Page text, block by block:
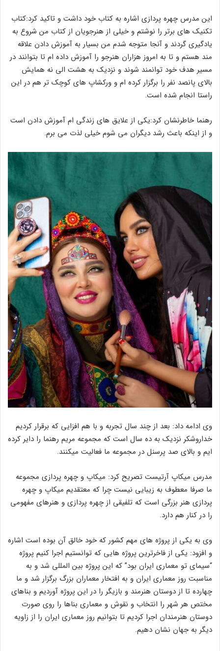
این مدرس چهره پردازی اشاره به کتاب خود داشت و تاکید کرد:کتاب
تکنیک های برتر را نوشتم و خیلی از هنرجویان از کتاب من شروع به
یادگیری گردند و آنجا متوجه شدم من بسیار به آموزش دادن علاقه
مند هستم و تا به امروز هزاران هنرجو را آموزش داده ام تا بتوانند در
مسیر هدف خود توانمند شوند و نزدیک به هشت الی نه همایش
بالای پانصد نفر را برگزار کرده ام و ورکشاپ های کوچک تر هم در این
راستا انجام شده است.
رهنما خاطرنشان کرد:یکی از علایق های زندگی ام آموزش دادن است
و از اینکه باعث رشد دیگران می شوم خیلی لذت می برم.
وی ادامه داد: بعد از چند سال تجربه و با هم افزایی که برقرار کردیم
خداروشکر نزدیک به ده سال است که مجموعه مریم رهنما را دایر کرده
ایم و بالای صد پرسنل در مجموعه ما فعالیت میکنند.
مدرس میکاپ آرتیست تصریح کرد: میکاپ و چهره پردازی مجموعه
ما صرفا معطوف به زیبایی نیست چرا که معتقدیم میکاپ و چهره
پردازی هنر بزرگی است که تلفیقی از چهره پردازی و هنرهای مفهومی
را در کنار هم دارد.
وی به یکی از پروژه های مهم کشور که خود خالق آن بوده است اشاره
و افزود: یکی از فاخرترین پروژه هایی که توانستیم اجرا کنیم پروژه
“سیمای تو معماری ایران بود” که این پروژه بین المللی شد و به
مناسبت روز معماری ایران و به افتخار معماران بزرگ برگزار شد و ما
چهارده تا از دوستان هنرمند و بازیگر را در این پروژه آوردیم و بناهای
مختص هر شهر را انتخاب و نقوش و معماری بناها را روی صورت
دوستان هنرمندان اجرا کردیم تا بتوانیم روز معماری ایران را از زاویه
دیگر به جهان نشان دهیم.